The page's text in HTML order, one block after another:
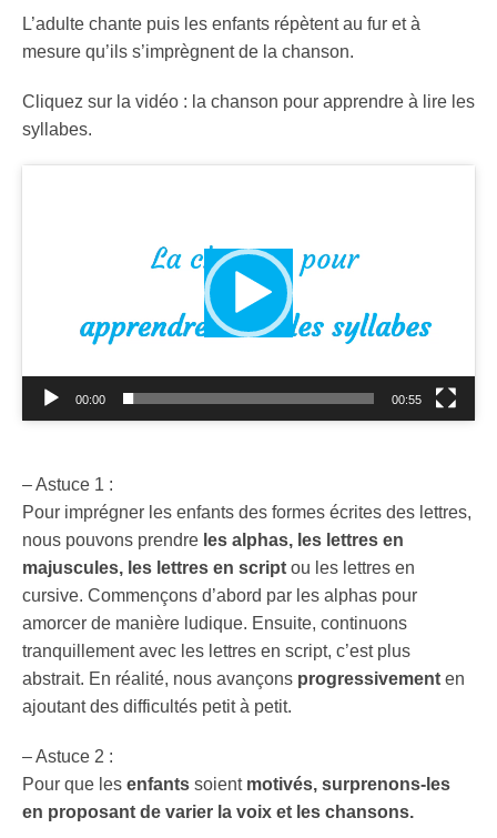
L’adulte chante puis les enfants répètent au fur et à
mesure qu’ils s’imprègnent de la chanson.
Cliquez sur la vidéo : la chanson pour apprendre à lire les
syllabes.
Lecteur
vidéo
00:00 00:55
– Astuce 1 :
Pour imprégner les enfants des formes écrites des lettres,
nous pouvons prendre les alphas, les lettres en
majuscules, les lettres en script ou les lettres en
cursive. Commençons d’abord par les alphas pour
amorcer de manière ludique. Ensuite, continuons
tranquillement avec les lettres en script, c’est plus
abstrait. En réalité, nous avançons progressivement en
ajoutant des difficultés petit à petit.
– Astuce 2 :
Pour que les enfants soient motivés, surprenons-les
en proposant de varier la voix et les chansons.